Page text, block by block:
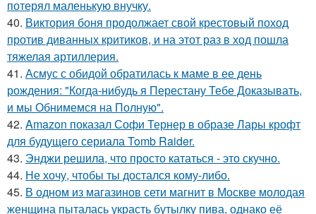
потерял маленькую внучку.
40. Виктория боня продолжает свой крестовый поход
против диванных критиков, и на этот раз в ход пошла
тяжелая артиллерия.
41. Асмус с обидой обратилась к маме в ее день
рождения: "Когда-нибудь я Перестану Тебе Доказывать,
и мы Обнимемся на Полную".
42. Amazon показал Софи Тернер в образе Лары крофт
для будущего сериала Tomb Raider.
43. Энджи решила, что просто кататься - это скучно.
44. Не хочу, чтобы ты достался кому-либо.
45. В одном из магазинов сети магнит в Москве молодая
женщина пыталась украсть бутылку пива, однако её